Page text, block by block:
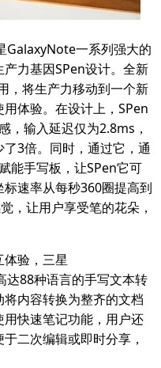
一系列强大的
力基因SPen设计。全新
，将生产力移动到一个新
体验。在设计上，SPen
，输入延迟仅为2.8ms，
3倍。同时，通过它，通
能手写板，让SPen它可
速率从每秒360圈提高到
，让用户享受笔的花朵，
验，三星
达88种语言的手写文本转
内容转换为整齐的文档
快速笔记功能，用户还
二次编辑或即时分享，